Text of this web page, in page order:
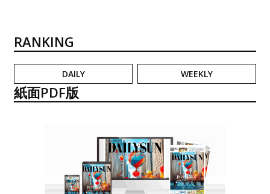
RANKING
DAILY WEEKLY
紙面PDF版